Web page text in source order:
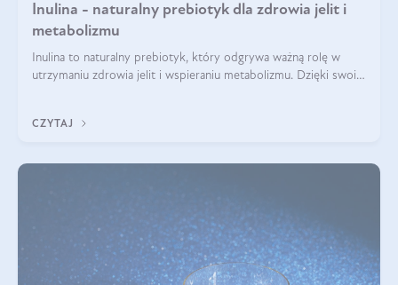
Inulina - naturalny prebiotyk dla zdrowia jelit i
metabolizmu
Inulina to naturalny prebiotyk, który odgrywa ważną rolę w
utrzymaniu zdrowia jelit i wspieraniu metabolizmu. Dzięki swoim
CZYTAJ